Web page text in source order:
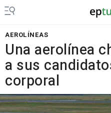
AEROLÍNEAS
Una aerolínea
a sus
corporal